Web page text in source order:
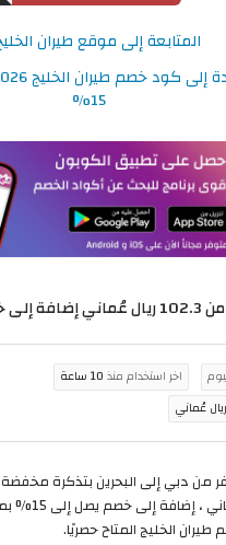
المتابعة إلى موقع طيران
15%
15%
اخر استخدام منذ 10 ساعة
عُماني ،
الخليج المتاح حصريًا.